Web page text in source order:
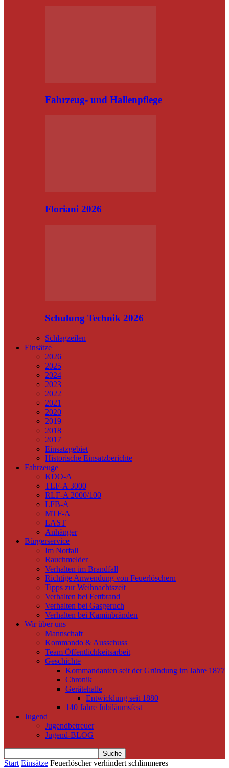
Fahrzeug- und Hallenpflege
Floriani 2026
Schulung Technik 2026
Schlagzeilen
Einsätze
2026
2025
2024
2023
2022
2021
2020
2019
2018
2017
Einsatzgebiet
Historische Einsatzberichte
Fahrzeuge
KDO-A
TLF-A 3000
RLF-A 2000/100
LFB-A
MTF-A
LAST
Anhänger
Bürgerservice
Im Notfall
Rauchmelder
Verhalten im Brandfall
Richtige Anwendung von Feuerlöschern
Tipps zur Weihnachtszeit
Verhalten bei Fettbrand
Verhalten bei Gasgeruch
Verhalten bei Kaminbränden
Wir über uns
Mannschaft
Kommando & Ausschuss
Team Öffentlichkeitsarbeit
Geschichte
Kommandanten seit der Gründung im Jahre 1877
Chronik
Gerätehalle
Entwicklung seit 1880
140 Jahre Jubiläumsfest
Jugend
Jugendbetreuer
Jugend-BLOG
Start Einsätze Feuerlöscher verhindert schlimmeres